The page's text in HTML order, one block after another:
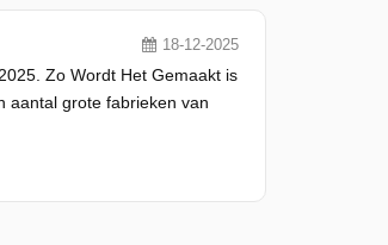
18-12-2025
Zo Wordt Het Gemaakt is
aantal grote fabrieken van